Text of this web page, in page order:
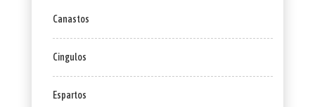
Canastos
Cingulos
Espartos